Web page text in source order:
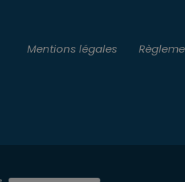
Mentions légales